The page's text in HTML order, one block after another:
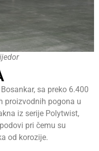
sa preko 6.400
proizvodnih pogona u
iz serije Polytwist,
pri čemu su
od korozije.